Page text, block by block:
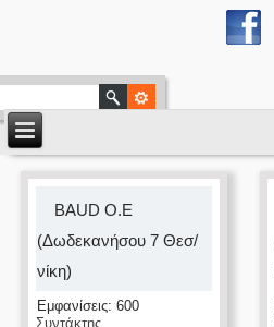
BAUD O.Ε
(Δωδεκανήσου 7 Θεσ/
νίκη)
Εμφανίσεις: 600
Συντάκτης